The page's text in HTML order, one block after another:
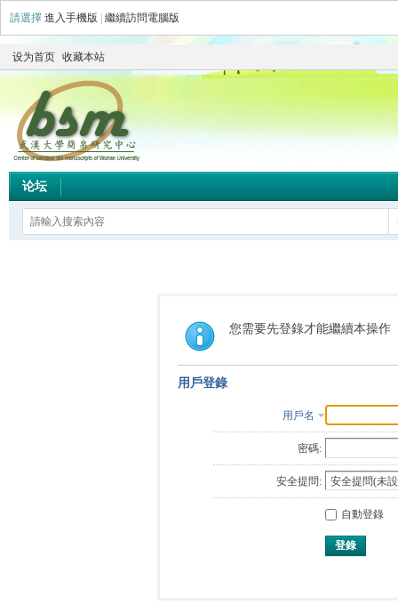
請選擇 進入手機版 繼續訪問電腦版
设为首页 收藏本站
论坛
您需要先登錄才能繼續本操作
用戶登錄
用戶名
密碼:
安全提問:
自動登錄
登錄